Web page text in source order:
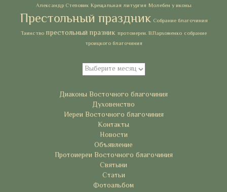
Александр Степовик Крещальная литургия Молебен у иконы
Престольный праздник Собрание благочиния
Таинство престольный празник протоиереи. В.Пархоменко собрание
троицкого благочиния
Архивы
Диаконы Восточного благочиния
Духовенство
Иереи Восточного благочиния
Контакты
Новости
Объявление
Протоиереи Восточного благочиния
Святыни
Статьи
Фотоальбом